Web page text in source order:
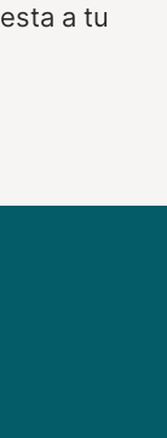
a tu